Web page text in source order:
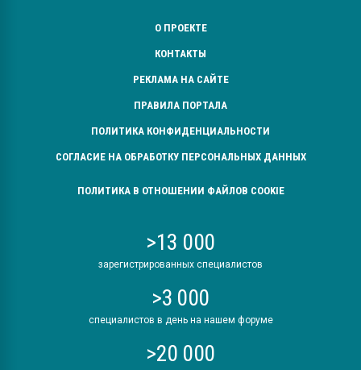
О ПРОЕКТЕ
КОНТАКТЫ
РЕКЛАМА НА САЙТЕ
ПРАВИЛА ПОРТАЛА
ПОЛИТИКА КОНФИДЕНЦИАЛЬНОСТИ
СОГЛАСИЕ НА ОБРАБОТКУ ПЕРСОНАЛЬНЫХ ДАННЫХ
ПОЛИТИКА В ОТНОШЕНИИ ФАЙЛОВ COOKIE
>13 000
зарегистрированных специалистов
>3 000
специалистов в день на нашем форуме
>20 000